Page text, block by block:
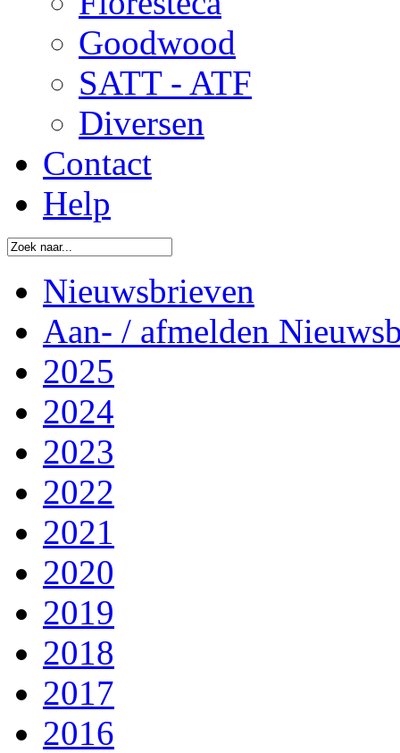
Goodwood
SATT - ATF
Diversen
Contact
Help
Nieuwsbrieven
Aan- / afmelden
2025
2024
2023
2022
2021
2020
2019
2018
2017
2016